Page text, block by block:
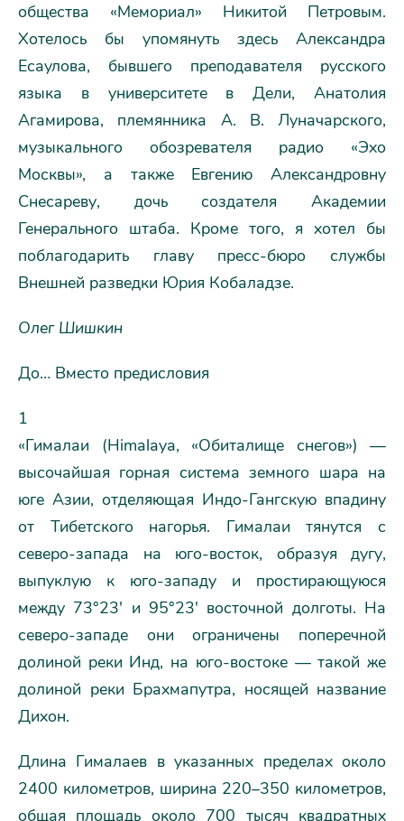
общества «Мемориал» Никитой Петровым.
Хотелось бы упомянуть здесь Александра
Есаулова, бывшего преподавателя русского
языка в университете в Дели, Анатолия
Агамирова, племянника А. В. Луначарского,
музыкального обозревателя радио «Эхо
Москвы», а также Евгению Александровну
Снесареву, дочь создателя Академии
Генерального штаба. Кроме того, я хотел бы
поблагодарить главу пресс-бюро службы
Внешней разведки Юрия Кобаладзе.
Олег Шишкин
До… Вместо предисловия
1
«Гималаи (Himalaya, «Обиталище снегов») —
высочайшая горная система земного шара на
юге Азии, отделяющая Индо-Гангскую впадину
от Тибетского нагорья. Гималаи тянутся с
северо-запада на юго-восток, образуя дугу,
выпуклую к юго-западу и простирающуюся
между 73°23′ и 95°23′ восточной долготы. На
северо-западе они ограничены поперечной
долиной реки Инд, на юго-востоке — такой же
долиной реки Брахмапутра, носящей название
Дихон.
Длина Гималаев в указанных пределах около
2400 километров, ширина 220–350 километров,
общая площадь около 700 тысяч квадратных